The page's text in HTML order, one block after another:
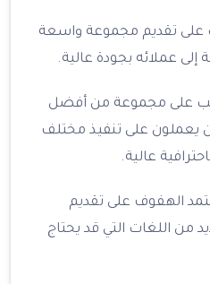
تقديم مجموعة واسعة
عملائه بجودة عالية.
على مجموعة من أفضل
يعملون على تنفيذ مختلف
عالية.
الهفوف على تقديم
من اللغات التي قد يحتاج